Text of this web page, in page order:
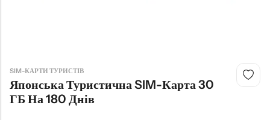
SIM-КАРТИ ТУРИСТІВ
Японська Туристична SIM-Карта 30
ГБ На 180 Днів